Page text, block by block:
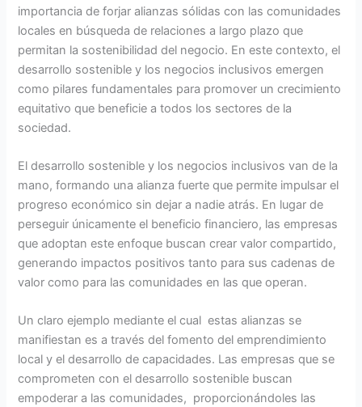
importancia de forjar alianzas sólidas con las comunidades
locales en búsqueda de relaciones a largo plazo que
permitan la sostenibilidad del negocio. En este contexto, el
desarrollo sostenible y los negocios inclusivos emergen
como pilares fundamentales para promover un crecimiento
equitativo que beneficie a todos los sectores de la
sociedad.
El desarrollo sostenible y los negocios inclusivos van de la
mano, formando una alianza fuerte que permite impulsar el
progreso económico sin dejar a nadie atrás. En lugar de
perseguir únicamente el beneficio financiero, las empresas
que adoptan este enfoque buscan crear valor compartido,
generando impactos positivos tanto para sus cadenas de
valor como para las comunidades en las que operan.
Un claro ejemplo mediante el cual estas alianzas se
manifiestan es a través del fomento del emprendimiento
local y el desarrollo de capacidades. Las empresas que se
comprometen con el desarrollo sostenible buscan
empoderar a las comunidades, proporcionándoles las